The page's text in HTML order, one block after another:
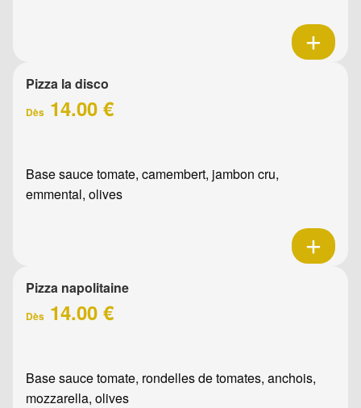
Pizza la disco
Dès 14.00 €
Base sauce tomate, camembert, jambon cru,
emmental, olives
Pizza napolitaine
Dès 14.00 €
Base sauce tomate, rondelles de tomates, anchois,
mozzarella, olives